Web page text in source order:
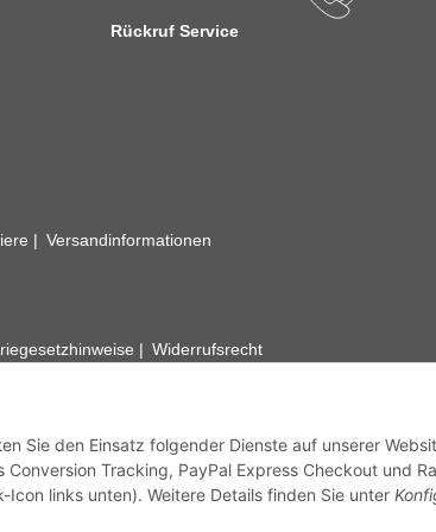
Sie den Einsatz folgender Dienste auf unserer
Tracking, PayPal Express Checkout und
links unten). Weitere Details finden Sie unter
Rückruf Service
Versandinformationen
Widerrufsrecht
Kundenservice. Abbildungen der Artikel können